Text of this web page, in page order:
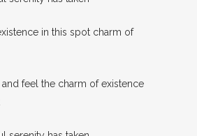
in this spot charm of
and feel the charm of existence